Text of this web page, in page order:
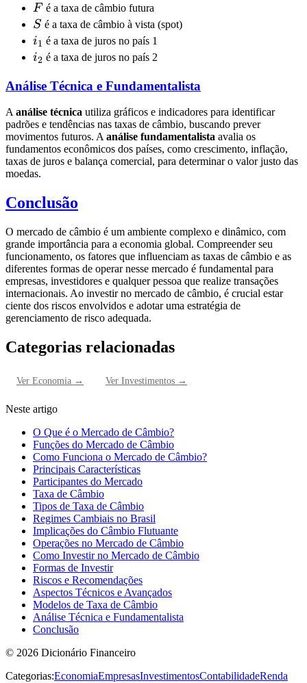
F
F é a taxa de câmbio futura
S
S é a taxa de câmbio à vista (spot)
i_1
i1 é a taxa de juros no país 1
i_2
i2 é a taxa de juros no país 2
Análise Técnica e Fundamentalista
A análise técnica utiliza gráficos e indicadores para identificar
padrões e tendências nas taxas de câmbio, buscando prever
movimentos futuros. A análise fundamentalista avalia os
fundamentos econômicos dos países, como crescimento, inflação,
taxas de juros e balança comercial, para determinar o valor justo das
moedas.
Conclusão
O mercado de câmbio é um ambiente complexo e dinâmico, com
grande importância para a economia global. Compreender seu
funcionamento, os fatores que influenciam as taxas de câmbio e as
diferentes formas de operar nesse mercado é fundamental para
empresas, investidores e qualquer pessoa que realize transações
internacionais. Ao investir no mercado de câmbio, é crucial estar
ciente dos riscos envolvidos e adotar uma estratégia de
gerenciamento de risco adequada.
Categorias relacionadas
Ver Economia → Ver Investimentos →
Neste artigo
O Que é o Mercado de Câmbio?
Funções do Mercado de Câmbio
Como Funciona o Mercado de Câmbio?
Principais Características
Participantes do Mercado
Taxa de Câmbio
Tipos de Taxa de Câmbio
Regimes Cambiais no Brasil
Implicações do Câmbio Flutuante
Operações no Mercado de Câmbio
Como Investir no Mercado de Câmbio
Formas de Investir
Riscos e Recomendações
Aspectos Técnicos e Avançados
Modelos de Taxa de Câmbio
Análise Técnica e Fundamentalista
Conclusão
© 2026 Dicionário Financeiro
Categorias:EconomiaEmpresasInvestimentosContabilidadeRenda